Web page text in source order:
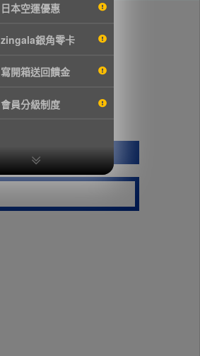
日本空運優惠
zingala銀角零卡
寫開箱送回饋金
會員分級制度